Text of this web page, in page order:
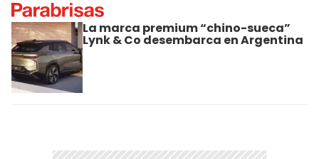
La marca premium “chino-sueca”
Lynk & Co desembarca en Argentina